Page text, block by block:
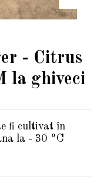
- Citrus
la ghiveci
fi cultivat în
la - 30 °C